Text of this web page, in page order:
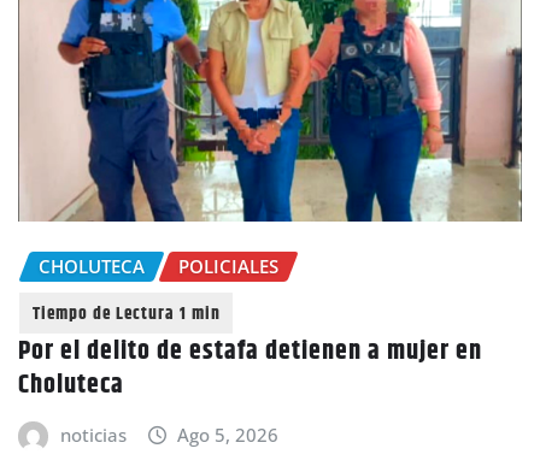
CHOLUTECA POLICIALES
Por el delito de estafa detienen a mujer en
Choluteca
noticias Ago 5, 2026